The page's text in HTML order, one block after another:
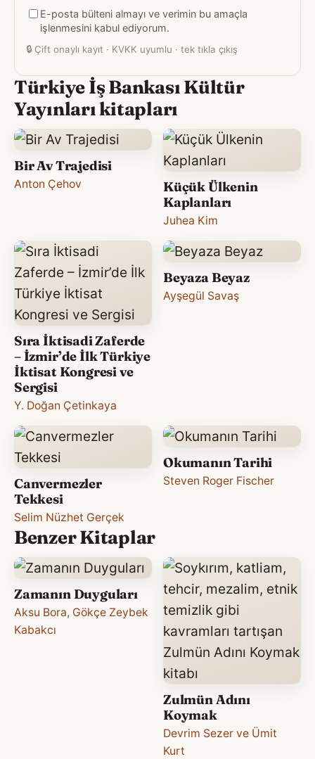
adresiniz
E-posta bülteni almayı ve verimin bu amaçla
işlenmesini kabul ediyorum.
🔒 Çift onaylı kayıt · KVKK uyumlu · tek tıkla çıkış
Türkiye İş Bankası Kültür
Yayınları kitapları
Bir Av Trajedisi
Anton Çehov
Küçük Ülkenin
Kaplanları
Juhea Kim
Sıra İktisadi Zaferde
– İzmir’de İlk Türkiye
İktisat Kongresi ve
Sergisi
Y. Doğan Çetinkaya
Beyaza Beyaz
Ayşegül Savaş
Canvermezler
Tekkesi
Selim Nüzhet Gerçek
Okumanın Tarihi
Steven Roger Fischer
Benzer Kitaplar
Zamanın Duyguları
Aksu Bora, Gökçe Zeybek
Kabakcı
Zulmün Adını
Koymak
Devrim Sezer ve Ümit
Kurt